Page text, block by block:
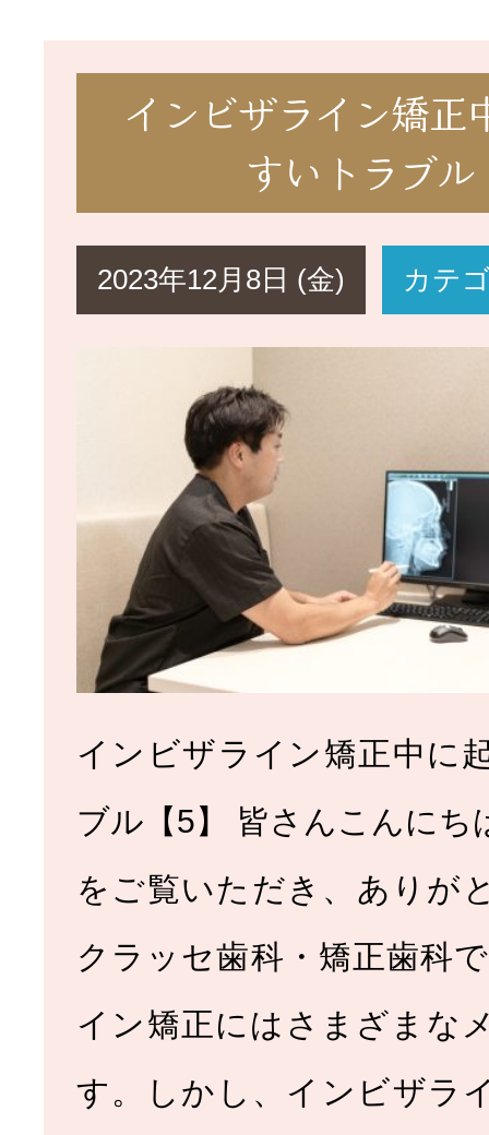
インビザライン矯正
すいトラブル
2023年12月8日 (金) カテ
インビザライン矯正中に
ブル【5】 皆さんこんにち
をご覧いただき、ありが
クラッセ歯科・矯正歯科
イン矯正にはさまざまな
す。しかし、インビザラ